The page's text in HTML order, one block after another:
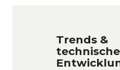
Trends &
technische